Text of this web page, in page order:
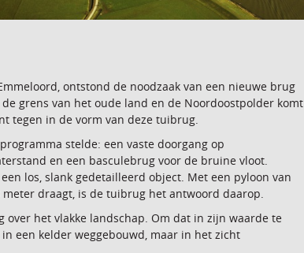
ontstond de noodzaak van een nieuwe brug
grens van het oude land en de Noordoostpolder komt
tegen in de vorm van deze tuibrug.
stelde: een vaste doorgang op
en een basculebrug voor de bruine vloot.
los, slank gedetailleerd object. Met een pyloon van
draagt, is de tuibrug het antwoord daarop.
het vlakke landschap. Om dat in zijn waarde te
een kelder weggebouwd, maar in het zicht